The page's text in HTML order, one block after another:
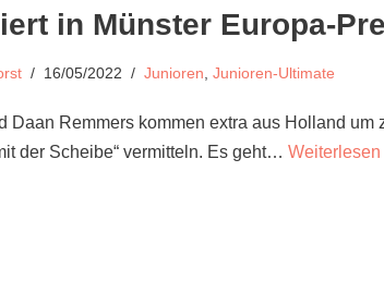
in Münster Europa-
16/05/2022 Junioren Junioren-Ultimate
Daan Remmers kommen extra aus Holland
der Scheibe“ vermitteln. Es geht… Weiterlesen